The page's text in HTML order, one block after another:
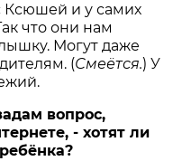
Ксюшей и у самих
что они нам
Могут даже
(Смеётся.) У
вопрос,
- хотят ли